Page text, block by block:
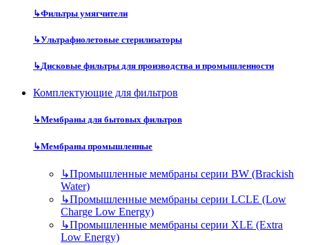
↳Фильтры умягчители
↳Ультрафиолетовые стерилизаторы
↳Дисковые фильтры для производства и промышленности
Комплектующие для фильтров
↳Мембраны для бытовых фильтров
↳Мембраны промышленные
↳Промышленные мембраны серии BW (Brackish
Water)
↳Промышленные мембраны серии LCLE (Low
Charge Low Energy)
↳Промышленные мембраны серии XLE (Extra
Low Energy)